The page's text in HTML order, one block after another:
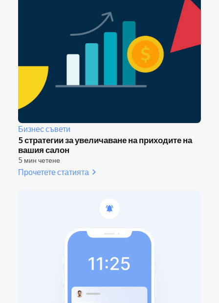
Бизнес съвети
5 стратегии за увеличаване на приходите на
вашия салон
5 мин четене
Прочетете статията